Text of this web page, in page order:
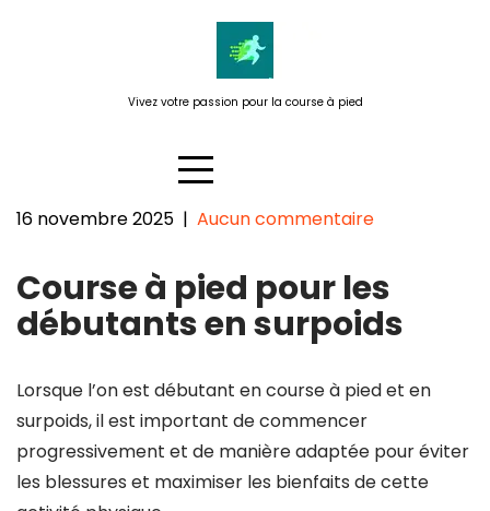
Vivez votre passion pour la course à pied
les débutants en surpoids
16 novembre 2025 | Aucun commentaire
Course à pied pour les
débutants en surpoids
Lorsque l’on est débutant en course à pied et en
surpoids, il est important de commencer
progressivement et de manière adaptée pour éviter
les blessures et maximiser les bienfaits de cette